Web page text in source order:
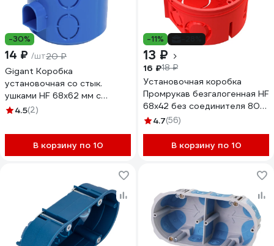
-30%
14 ₽ /шт20 ₽
Gigant Коробка
установочная со стык.
ушками HF 68x62 мм с
саморезами, 1 шт, IP20,
4.5(2)
В корзину по 10
-11%
13 ₽
16 ₽18 ₽
Установочная коробка
Промрукав безгалогенная HF
68х42 без соединителя 80-
0501
4.7(56)
В корзину по 10